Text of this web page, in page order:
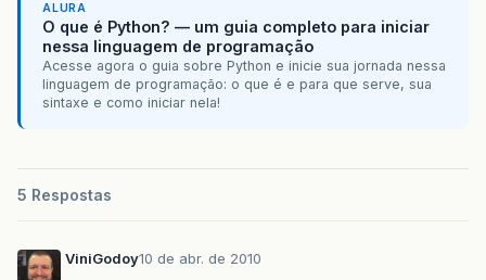
ALURA
O que é Python? — um guia completo para iniciar
nessa linguagem de programação
Acesse agora o guia sobre Python e inicie sua jornada nessa
linguagem de programação: o que é e para que serve, sua
sintaxe e como iniciar nela!
5 Respostas
ViniGodoy10 de abr. de 2010